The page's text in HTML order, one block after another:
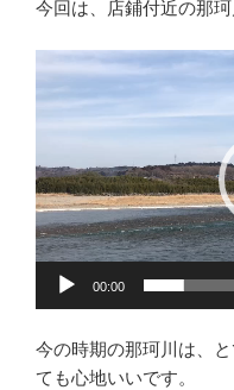
今回は、店鋪付近の那珂
プ
ー
ヤ
ー
00:00
今の時期の那珂川は、
ても心地いいです。